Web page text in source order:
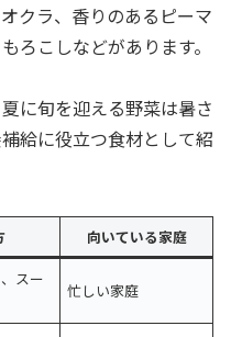
クラ、香りのあるピーマ
ろこしなどがあります。
に旬を迎える野菜は暑さ
給に役立つ食材として紹
向いている家庭
スー
忙しい家庭